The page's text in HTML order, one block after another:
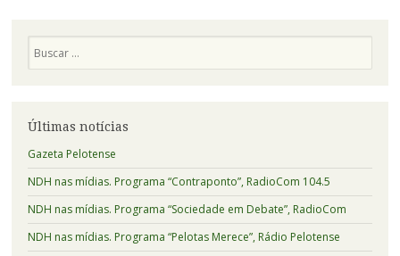
Últimas notícias
Gazeta Pelotense
NDH nas mídias. Programa “Contraponto”, RadioCom 104.5
NDH nas mídias. Programa “Sociedade em Debate”, RadioCom
NDH nas mídias. Programa “Pelotas Merece”, Rádio Pelotense